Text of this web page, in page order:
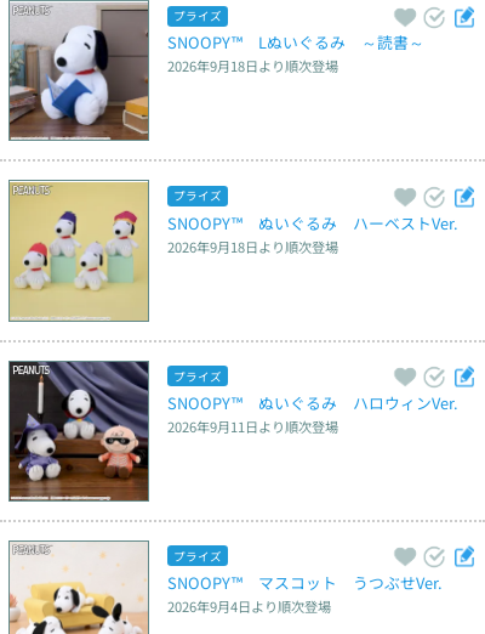
プライズ
SNOOPY™　Lぬいぐるみ　～読書～
2026年9月18日より順次登場
プライズ
SNOOPY™　ぬいぐるみ　ハーベストVer.
2026年9月18日より順次登場
プライズ
SNOOPY™　ぬいぐるみ　ハロウィンVer.
2026年9月11日より順次登場
プライズ
SNOOPY™　マスコット　うつぶせVer.
2026年9月4日より順次登場